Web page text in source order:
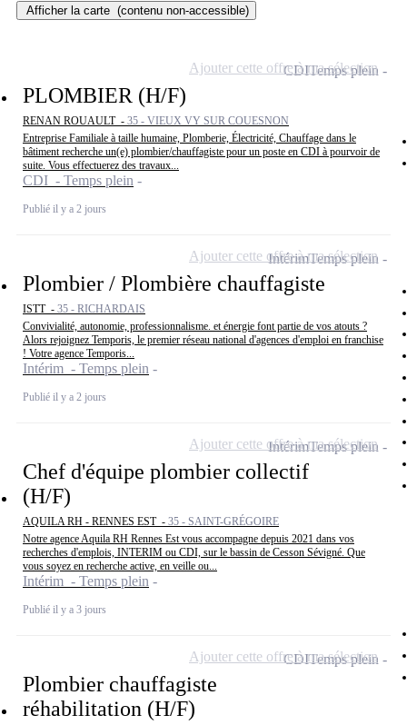
Afficher la carte (contenu non-accessible)
PLOMBIER (H/F)
RENAN ROUAULT - 35 - VIEUX VY SUR COUESNON
Entreprise Familiale à taille humaine, Plomberie, Électricité, Chauffage dans le
bâtiment recherche un(e) plombier/chauffagiste pour un poste en CDI à pourvoir de
suite. Vous effectuerez des travaux...
CDI - Temps plein
Publié il y a 2 jours
CDITemps plein
Ajouter cette offre à ma sélection
Plombier / Plombière chauffagiste
ISTT - 35 - RICHARDAIS
Convivialité, autonomie, professionnalisme. et énergie font partie de vos atouts ?
Alors rejoignez Temporis, le premier réseau national d'agences d'emploi en franchise
! Votre agence Temporis...
Intérim - Temps plein
Publié il y a 2 jours
IntérimTemps plein
Ajouter cette offre à ma sélection
Chef d'équipe plombier collectif
(H/F)
AQUILA RH - RENNES EST - 35 - SAINT-GRÉGOIRE
Notre agence Aquila RH Rennes Est vous accompagne depuis 2021 dans vos
recherches d'emplois, INTERIM ou CDI, sur le bassin de Cesson Sévigné. Que
vous soyez en recherche active, en veille ou...
Intérim - Temps plein
Publié il y a 3 jours
IntérimTemps plein
Ajouter cette offre à ma sélection
Plombier chauffagiste
réhabilitation (H/F)
CDITemps plein
Ajouter cette offre à ma sélection